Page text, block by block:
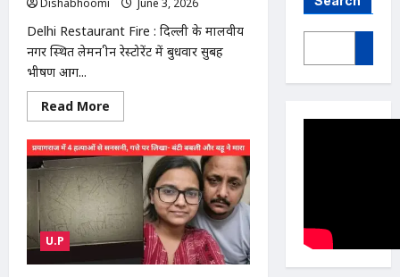
Dishabhoomi
June 3, 2026
Delhi Restaurant Fire : दिल्ली के मालवीय
नगर स्थित लेमन ग्रीन रेस्टोरेंट में बुधवार सुबह
भीषण आग...
Read More
more
Delhi
Restaurant
Fire
:
दिल्ली
मालवीय
नगर
में
रेस्टोरेंट
हादसा:
U.P